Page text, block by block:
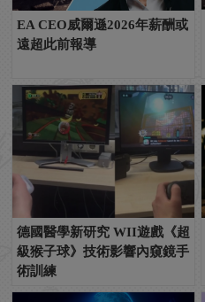
EA CEO威爾遜2026年薪酬或
遠超此前報導
德國醫學新研究 WII遊戲《超
級猴子球》技術影響內窺鏡手
術訓練